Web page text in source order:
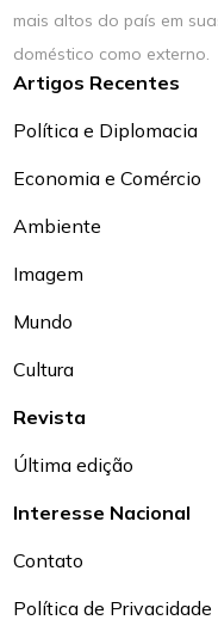
mais altos do país em
doméstico como externo.
Artigos Recentes
Política e Diplomacia
Economia e Comércio
Ambiente
Imagem
Mundo
Cultura
Revista
Última edição
Interesse Nacional
Contato
Política de Privacidade